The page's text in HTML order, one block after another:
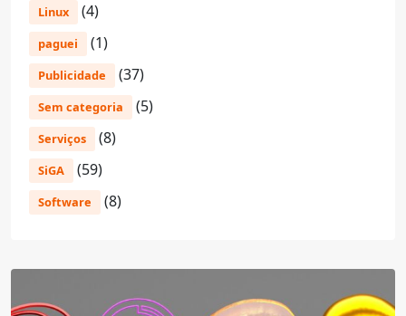
Linux (4)
paguei (1)
Publicidade (37)
Sem categoria (5)
Serviços (8)
SiGA (59)
Software (8)